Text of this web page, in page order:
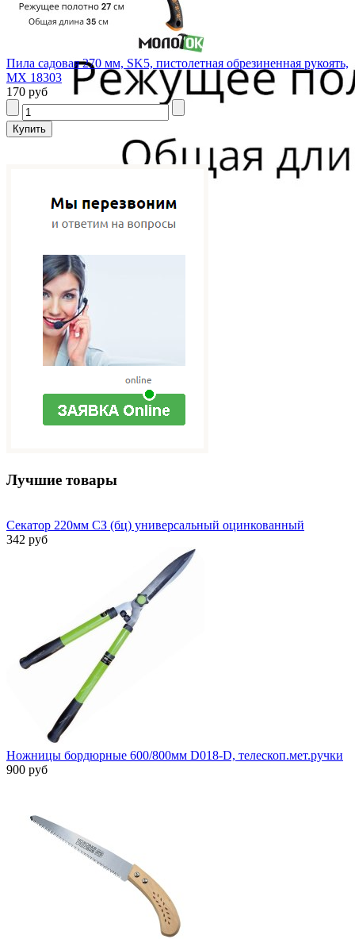
Пила садовая 270 мм, SK5, пистолетная обрезиненная рукоять,
MX 18303
170 руб
Лучшие товары
Секатор 220мм СЗ (бц) универсальный оцинкованный
342 руб
Ножницы бордюрные 600/800мм D018-D, телескоп.мет.ручки
900 руб